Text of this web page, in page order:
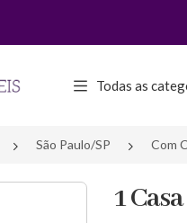
Todas as
São Paulo/SP Com
1